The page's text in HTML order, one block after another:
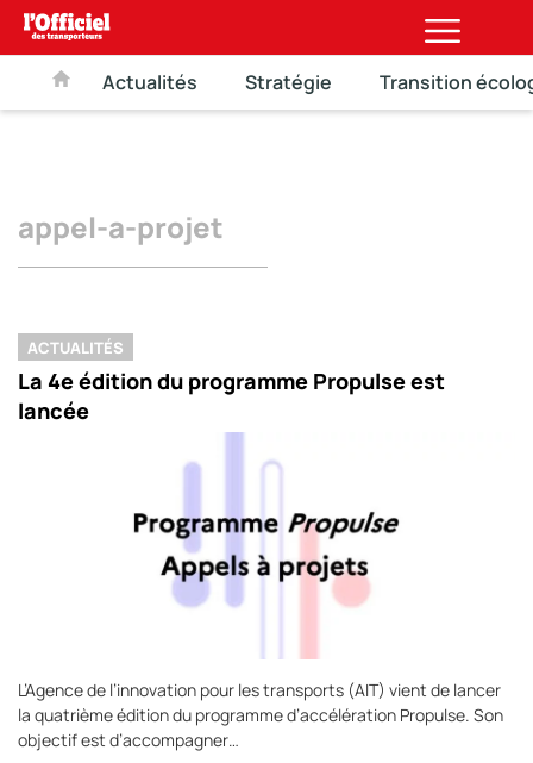
Actualités Stratégie Transition
appel-a-projet
ACTUALITÉS
La 4e édition du programme Propulse est
lancée
L’Agence de l’innovation pour les transports (AIT) vient de lancer
la quatrième édition du programme d’accélération Propulse. Son
objectif est d’accompagner…